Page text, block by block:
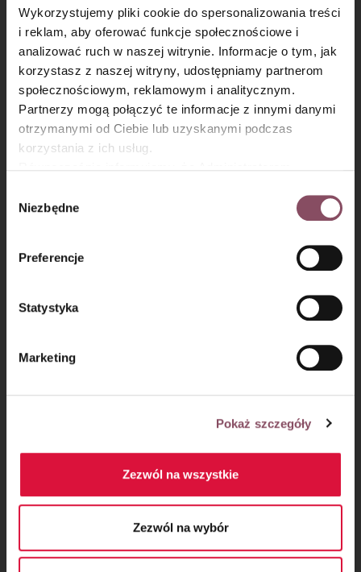
Wykorzystujemy pliki cookie do spersonalizowania treści
i reklam, aby oferować funkcje społecznościowe i
analizować ruch w naszej witrynie. Informacje o tym, jak
korzystasz z naszej witryny, udostępniamy partnerom
społecznościowym, reklamowym i analitycznym.
Partnerzy mogą połączyć te informacje z innymi danymi
otrzymanymi od Ciebie lub uzyskanymi podczas
korzystania z ich usług.
Gdańsk (80-339) adres: Dickmana 14/15 więcej
informacji o przetwarzaniu danych osobowych oraz
Polityce
prywatności.
zgody
Niezbędne
Preferencje
Statystyka
Marketing
Pokaż szczegóły
Zezwól na wszystkie
Zezwól na wybór
Krok 6
wystudzenia. Następnie przetnij go w poprzek na pół
×